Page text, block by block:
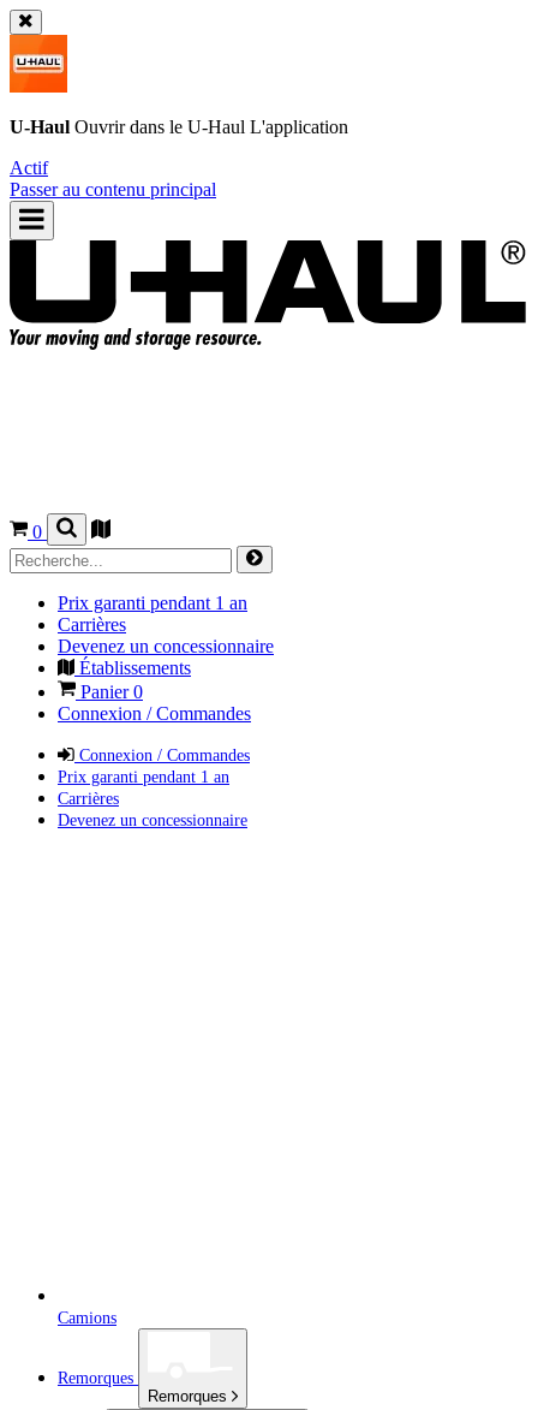
U-Haul Ouvrir dans le U-Haul L'application
Actif
Passer au contenu principal
0
Prix garanti pendant 1 an
Carrières
Devenez un concessionnaire
Établissements
Panier0
Connexion / Commandes
Connexion / Commandes
Prix garanti pendant 1 an
Carrières
Devenez un concessionnaire
Camions
Remorques
Remorques